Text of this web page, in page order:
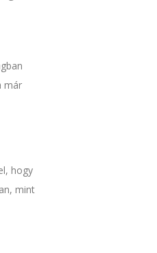
már
hogy
mint